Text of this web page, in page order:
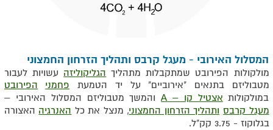
המסלול האירובי - מעגל קרבס ותהליך הזרחון החמצוני
מולקולות הפירובט שמתקבלות מתהליך הגליקוליזה עשויות לעבור
מטבוליזם בתנאים "אירוביים" על יד הטמעת פחמני
הפירובט
במולקולות אצטיל קו – Aוהמשך מטבוליזם המסלול האירובי –
מעגל קרבס ותהליך הזרחון החמצוני, מנצל את כל האנרגיה האצורה
בגלוקוז - 3.75 קק"ל.